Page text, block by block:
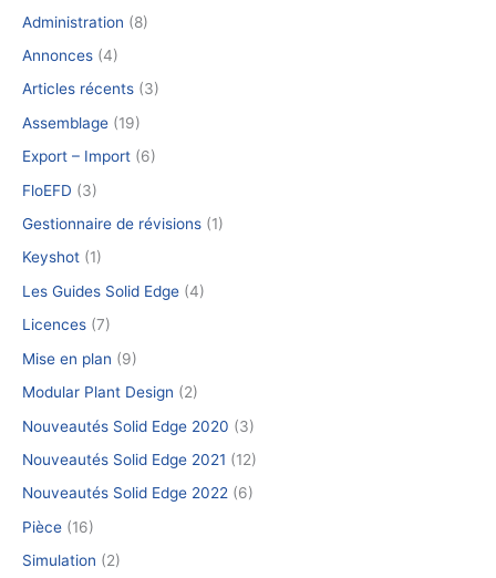
Administration (8)
Annonces (4)
Articles récents (3)
Assemblage (19)
Export – Import (6)
FloEFD (3)
Gestionnaire de révisions (1)
Keyshot (1)
Les Guides Solid Edge (4)
Licences (7)
Mise en plan (9)
Modular Plant Design (2)
Nouveautés Solid Edge 2020 (3)
Nouveautés Solid Edge 2021 (12)
Nouveautés Solid Edge 2022 (6)
Pièce (16)
Simulation (2)